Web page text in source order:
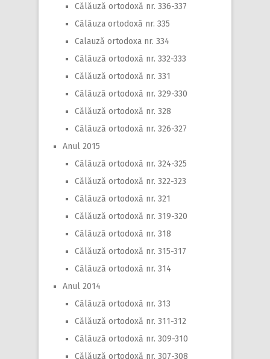
Călăuză ortodoxă nr. 336-337
Călăuza ortodoxă nr. 335
Calauză ortodoxa nr. 334
Călăuză ortodoxă nr. 332-333
Călăuză ortodoxă nr. 331
Călăuză ortodoxă nr. 329-330
Călăuză ortodoxă nr. 328
Călăuză ortodoxă nr. 326-327
Anul 2015
Călăuză ortodoxă nr. 324-325
Călăuză ortodoxă nr. 322-323
Călăuză ortodoxă nr. 321
Călăuză ortodoxă nr. 319-320
Călăuză ortodoxă nr. 318
Călăuză ortodoxă nr. 315-317
Călăuză ortodoxă nr. 314
Anul 2014
Călăuză ortodoxă nr. 313
Călăuză ortodoxă nr. 311-312
Călăuză ortodoxă nr. 309-310
Călăuză ortodoxă nr. 307-308